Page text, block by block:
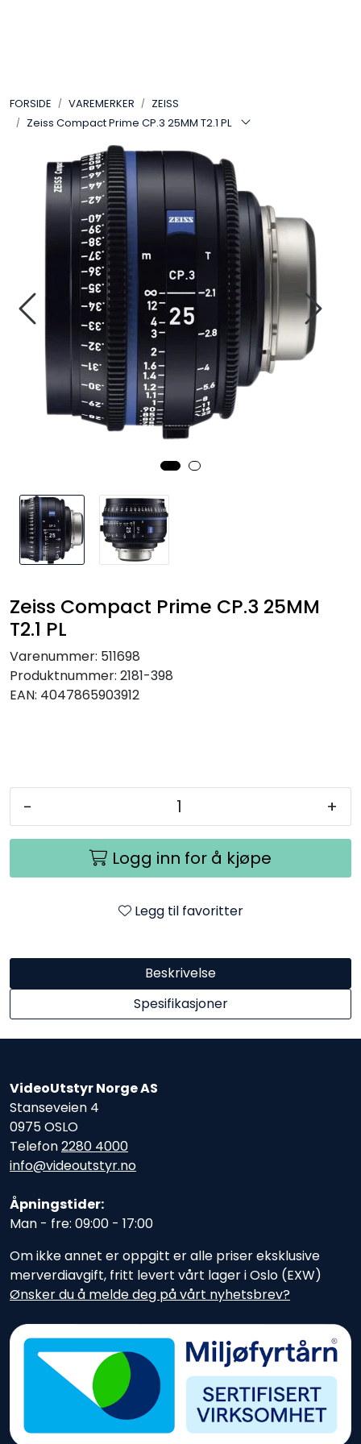
FORSIDE VAREMERKER
ZEISS
Zeiss Compact Prime CP.3 25MM T2.1 PL
Zeiss Compact Prime CP.3 25MM
T2.1 PL
Varenummer: 511698
Produktnummer: 2181-398
EAN: 4047865903912
- +
Logg inn for å kjøpe
Legg til favoritter
Beskrivelse
Spesifikasjoner
VideoUtstyr Norge AS
Stanseveien 4
0975 OSLO
Telefon2280 4000
info@videoutstyr.no
Åpningstider:
Man - fre: 09:00 - 17:00
Om ikke annet er oppgitt er alle priser eksklusive
merverdiavgift, fritt levert vårt lager i Oslo (EXW)
Ønsker du å melde deg på vårt nyhetsbrev?
LYD
TILBEHØR
VAREMERKER
AKTUELT
SAMTALEROM